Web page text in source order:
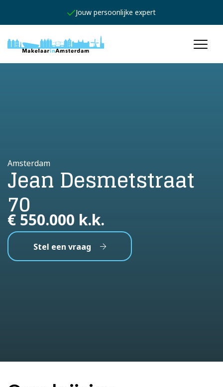
Jouw persoonlijke expert
Amsterdam
Jean Desmetstraat
70
€ 550.000 k.k.
Stel een vraag